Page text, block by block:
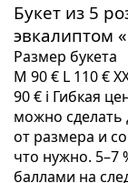
Букет из 5
эвкалиптом
Размер букета
M 90 € L 110 €
90 € i Гибкая
можно
от размера и
что нужно. 5–7
баллами на